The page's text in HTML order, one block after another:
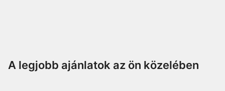
A legjobb ajánlatok az ön közelében